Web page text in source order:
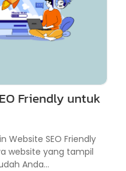
Friendly untuk
Website SEO Friendly
website yang tampil
Anda...